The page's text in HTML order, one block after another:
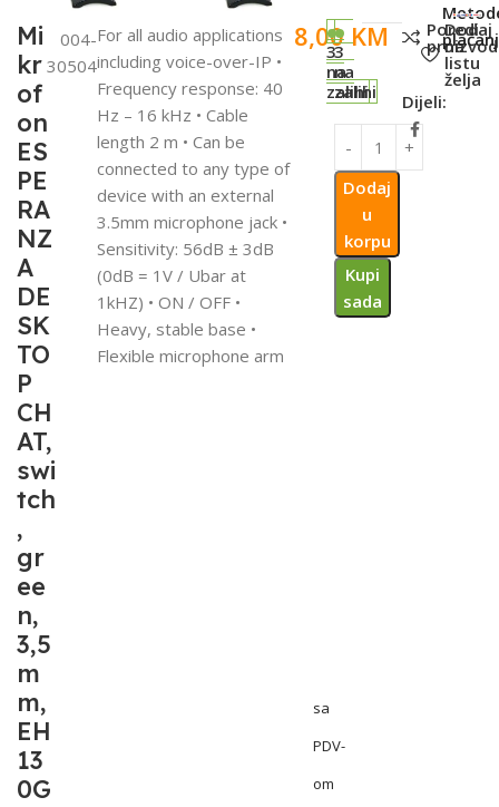
Mi
kr
of
on
ES
PE
RA
NZ
A
DE
SK
TO
P
CH
AT,
swi
tch
,
gr
ee
n,
3,5
m
m,
EH
13
0G
SKU:
004-
30504
For all audio applications
including voice-over-IP •
Frequency response: 40
Hz – 16 kHz • Cable
length 2 m • Can be
connected to any type of
device with an external
3.5mm microphone jack •
Sensitivity: 56dB ± 3dB
(0dB = 1V / Ubar at
1kHZ) • ON / OFF •
Heavy, stable base •
Flexible microphone arm
8,00KM
sa
PDV-
om
3
na
zalihi
3
na
zalihi
Dodaj
u
korpu
Kupi
sada
Poredi
proizvod
Dodaj
na
listu
želja
Dijeli: